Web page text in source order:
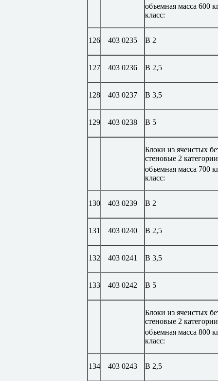
объемная масса 600
класс:
126 403 0235 В 2
127 403 0236 В 2,5
128 403 0237 В 3,5
129 403 0238 В 5
Блоки из ячеистых
стеновые 2
объемная масса 700
класс:
130 403 0239 В 2
131 403 0240 В 2,5
132 403 0241 В 3,5
133 403 0242 В 5
Блоки из ячеистых
стеновые 2
объемная масса 800
класс:
134 403 0243 В 2,5